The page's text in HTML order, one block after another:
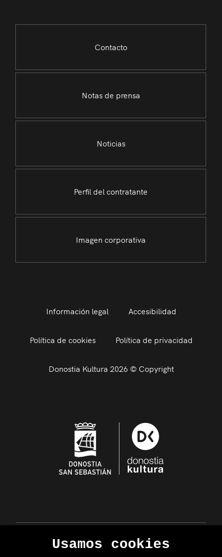
Contacto
Notas de prensa
Noticias
Perfil del contratante
Imagen corporativa
Información legal Accesibilidad
Política de cookies Política de privacidad
Donostia Kultura 2026 © Copyright
Usamos cookies